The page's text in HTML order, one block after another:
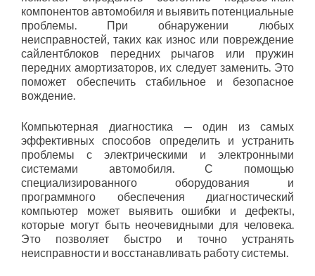
компонентов автомобиля и выявить потенциальные
проблемы. При обнаружении любых
неисправностей, таких как износ или повреждение
сайлентблоков передних рычагов или пружин
передних амортизаторов, их следует заменить. Это
поможет обеспечить стабильное и безопасное
вождение.
Компьютерная диагностика — один из самых
эффективных способов определить и устранить
проблемы с электрическими и электронными
системами автомобиля. С помощью
специализированного оборудования и
программного обеспечения диагностический
компьютер может выявить ошибки и дефекты,
которые могут быть неочевидными для человека.
Это позволяет быстро и точно устранять
неисправности и восстанавливать работу системы.